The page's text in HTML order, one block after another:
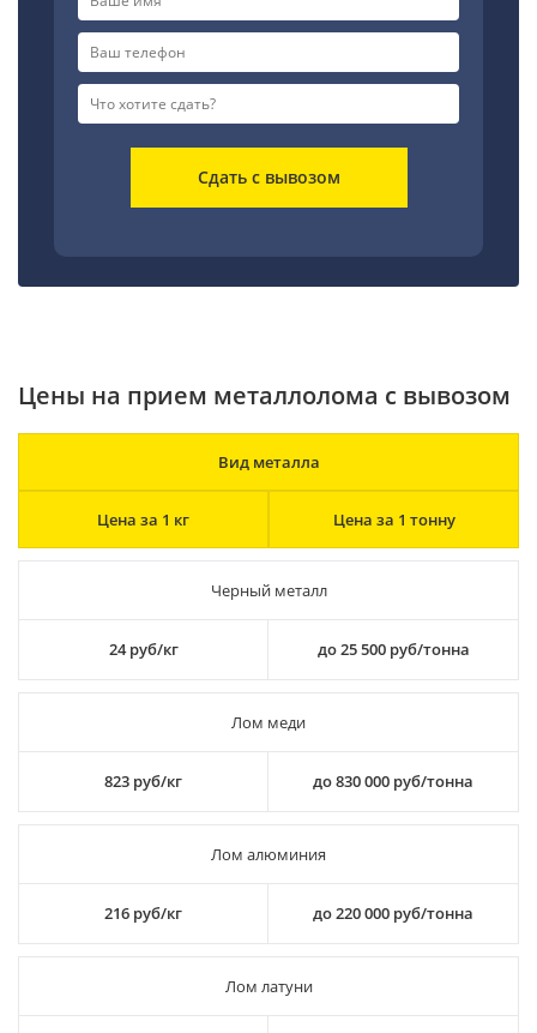
Сдать с вывозом
Цены на прием металлолома с вывозом
Вид металла
Цена за 1 кг Цена за 1 тонну
Черный металл
24 руб/кг до 25 500 руб/тонна
Лом меди
823 руб/кг до 830 000 руб/тонна
Лом алюминия
216 руб/кг до 220 000 руб/тонна
Лом латуни